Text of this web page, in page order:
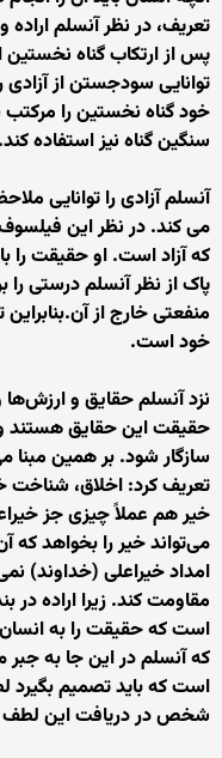
تعریف، در نظر آنسلم اراده
پس از ارتکاب گناه نخستین
توانایی سودجستن از آزادی
خود گناه نخستین را مرکتب
سنگین گناه نیز استفاده کند.
آنسلم آزادی را توانایی
می کند. در نظر این
که آزاد است. او حقیقت را
پاک از نظر آنسلم درستی
منفعتی خارج از
خود است.
نزد آنسلم حقایق و
حقیقت این حقایق هستند و
سازگار شود. بر همین مبنا
تعریف کرد: اخلاق،
خیر هم عملاً چیزی جز
می‌تواند خیر را بخواهد که
امداد خیراعلی (خداوند)
مقاومت کند. زیرا اراده
است که حقیقت را به
که آنسلم در این جا به
است که باید تصمیم
شخص در دریافت این لطف